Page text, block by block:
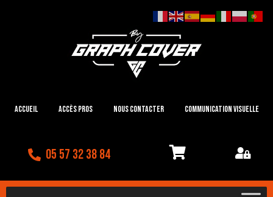
Accueil Accès Pros Nous contacter Communication visuelle
05 57 32 38 84